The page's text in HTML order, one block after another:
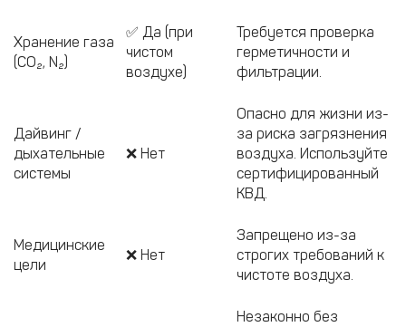
Хранение газа
(CO₂, N₂)
✅ Да (при
чистом
воздухе)
Требуется проверка
герметичности и
фильтрации.
Дайвинг /
дыхательные
системы
❌ Нет
Опасно для жизни из-
за риска загрязнения
воздуха. Используйте
сертифицированный
КВД.
Медицинские
цели
❌ Нет
Запрещено из-за
строгих требований к
чистоте воздуха.
Незаконно без